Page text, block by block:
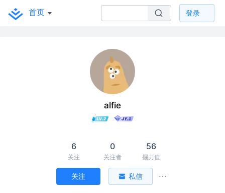
首页 登录
alfie
6
关注
0
关注者
56
掘力值
关注 私信